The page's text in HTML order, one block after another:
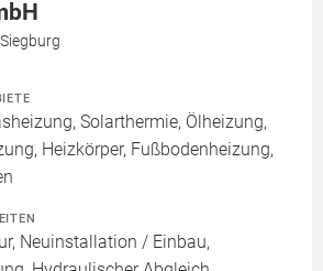
Solarthermie, Ölheizung,
Heizkörper, Fußbodenheizung,
Neuinstallation / Einbau,